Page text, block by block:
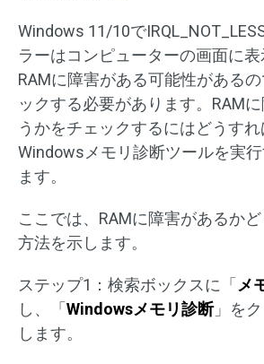
Windows 11/10で
ラーはコンピューターの画面に表
RAMに障害がある可能性がある
ックする必要があります。RAM
うかをチェックするにはどうすれ
Windowsメモリ診断ツールを実
ます。
ここでは、RAMに障害があるか
方法を示します。
ステップ1：検索ボックスに「メ
し、「Windowsメモリ診断」を
します。